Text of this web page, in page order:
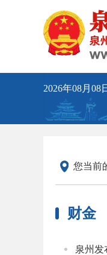
2026年08月
您当前
财金
泉州发